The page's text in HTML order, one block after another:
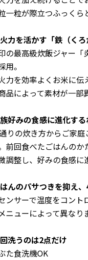
一粒が際立つふっくら
力を活かす「鉄（くろ
の最高級炊飯ジャー「
。
力を効率よくお米に伝
によって素材が一部
好みの食感に進化する
りの炊き方からご家
前回食べたごはんのか
調整し、好みの食感に
んのパサつきを抑え
ンサーで温度をコント
ューによって異なりま
洗うのは2点だけ
た食洗機OK